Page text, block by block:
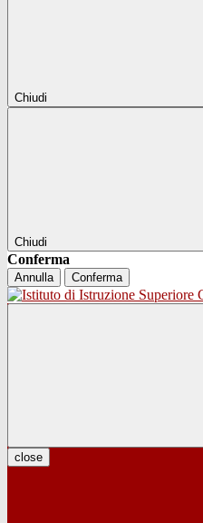
Chiudi
Chiudi
Conferma
Annulla Conferma
close